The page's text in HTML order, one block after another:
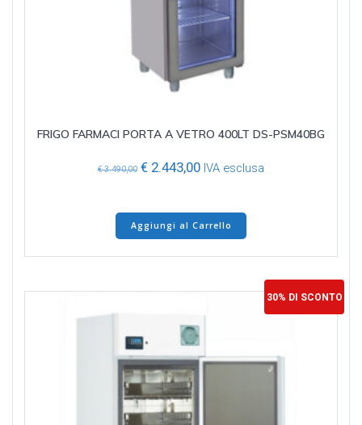
FRIGO FARMACI PORTA A VETRO 400LT DS-PSM40BG
€3.490,00 Il
era:
€ 3.490,00.
€ 2.443,00Il
è:
€ 2.443,00.
IVA esclusa
Aggiungi al Carrello
30% DI SCONTO